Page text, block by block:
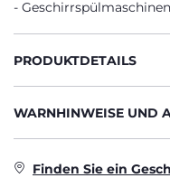
PRODUKTDETAILS
WARNHINWEISE UND
Finden Sie ein